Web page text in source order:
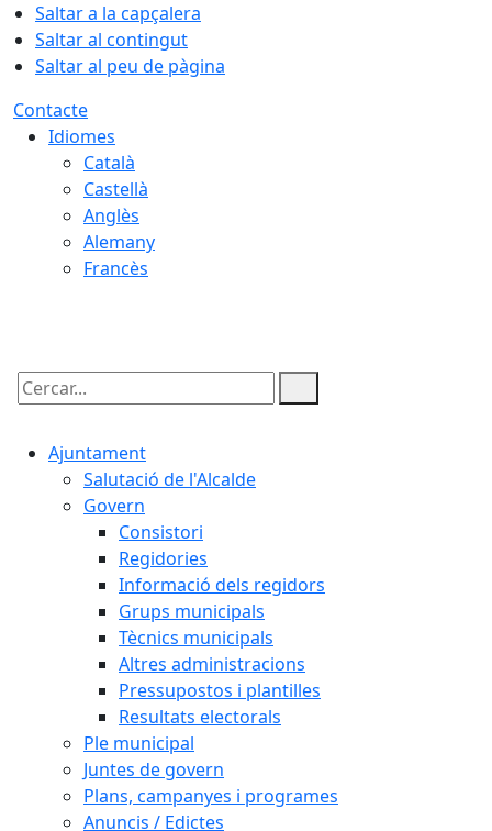
Saltar a la capçalera
Saltar al contingut
Saltar al peu de pàgina
Contacte
Idiomes
Català
Castellà
Anglès
Alemany
Francès
Cercar:
Ajuntament
Salutació de l'Alcalde
Govern
Consistori
Regidories
Informació dels regidors
Grups municipals
Tècnics municipals
Altres administracions
Pressupostos i plantilles
Resultats electorals
Ple municipal
Juntes de govern
Plans, campanyes i programes
Anuncis / Edictes